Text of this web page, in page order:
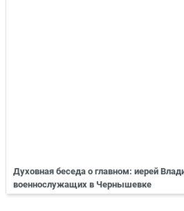
Духовная беседа о главном: иерей
военнослужащих в Чернышевке